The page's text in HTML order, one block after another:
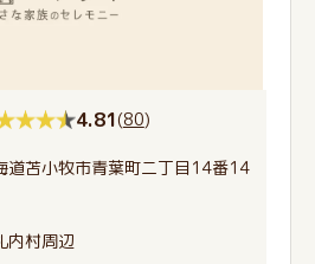
4.81(80)
道苫小牧市青葉町二丁目14番14
内村周辺